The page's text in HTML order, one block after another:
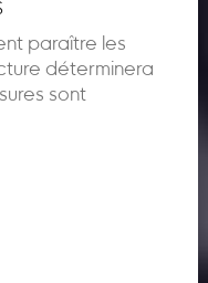
paraître les
déterminera
sont